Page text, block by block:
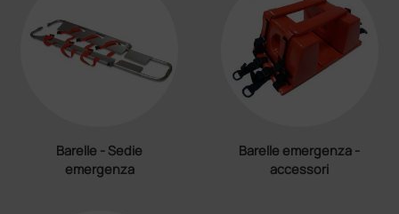
Barelle - Sedie
emergenza
Barelle emergenza -
accessori